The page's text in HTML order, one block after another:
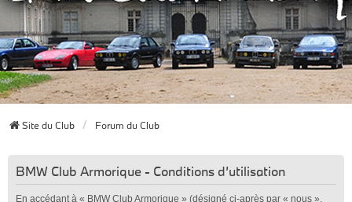
Site du Club Forum du Club
BMW Club Armorique - Conditions d’utilisation
En accédant à « BMW Club Armorique » (désigné ci-après par « nous »,